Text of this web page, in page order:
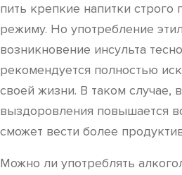
пить крепкие напитки строго
режиму. Но употребление
возникновение инсульта
рекомендуется полностью
своей жизни. В таком случае,
выздоровления повышается
сможет вести более
Можно ли употреблять